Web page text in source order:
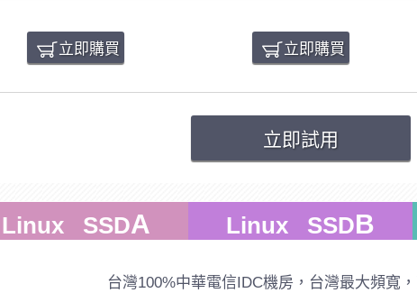
立即購買 立即購買
立即試用
台灣100%中華電信IDC機房，台灣最大頻寬
Linux SSDA Linux SSDB